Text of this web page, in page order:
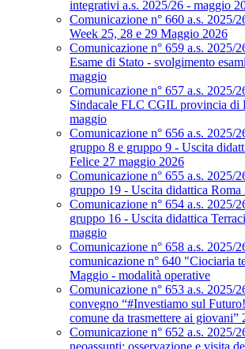
integrativi a.s. 2025/26 - maggio
Comunicazione n° 660 a.s. 2025/
Week 25, 28 e 29 Maggio 2026
Comunicazione n° 659 a.s. 2025/
Esame di Stato - svolgimento
maggio
Comunicazione n° 657 a.s. 2025/
Sindacale FLC CGIL provincia di
maggio
Comunicazione n° 656 a.s. 2025/
gruppo 8 e gruppo 9 - Uscita
Felice 27 maggio 2026
Comunicazione n° 655 a.s. 2025/
gruppo 19 - Uscita didattica Roma
Comunicazione n° 654 a.s. 2025/
gruppo 16 - Uscita didattica
maggio
Comunicazione n° 658 a.s. 2025/
comunicazione n° 640 "Ciociaria
Maggio - modalità operative
Comunicazione n° 653 a.s. 2025/
convegno “#Investiamo sul
comune da trasmettere ai giovani”
Comunicazione n° 652 a.s. 2025/